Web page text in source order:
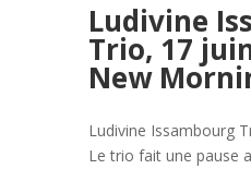
Ludivine
Trio, 17
New
Ludivine Issambourg
Le trio fait une pause